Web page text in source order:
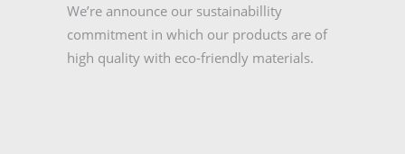
We’re announce our sustainabillity
commitment in which our products are of
high quality with eco-friendly materials.